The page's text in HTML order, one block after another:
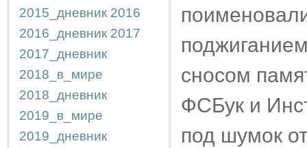
2015_дневник 2016
2016_дневник 2017
2017_дневник
2018_в_мире
2018_дневник
2019_в_мире
2019_дневник
сносом
ФСБук и
под шумок